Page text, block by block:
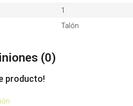
1
Talón
(0)
producto!